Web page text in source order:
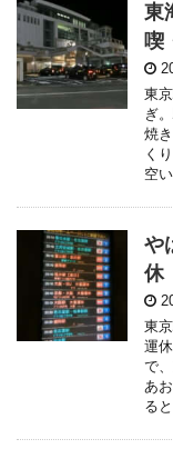
東
喫
東
ぎ
焼
く
空
や
休
東
運
で
あ
る